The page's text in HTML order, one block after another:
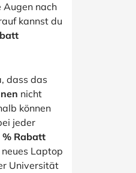
Augen nach
kannst du
dass das
nicht
können
jeder
Rabatt
Laptop
Universität